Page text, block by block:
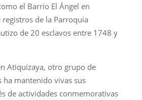
el Barrio El Ángel en
registros de la Parroquia
de 20 esclavos entre 1748 y
Atiquizaya, otro grupo de
ha mantenido vivas sus
de actividades conmemorativas